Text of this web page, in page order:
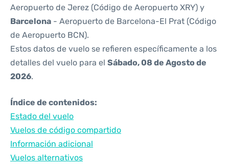
Aeropuerto de Jerez (Código de Aeropuerto XRY) y
Barcelona - Aeropuerto de Barcelona-El Prat (Código
de Aeropuerto BCN).
Estos datos de vuelo se refieren específicamente a los
detalles del vuelo para el Sábado, 08 de Agosto de
2026.
Índice de contenidos:
Estado del vuelo
Vuelos de código compartido
Información adicional
Vuelos alternativos